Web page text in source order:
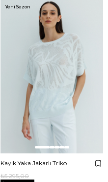
Kayık Yaka Jakarlı Triko
₺5.295,00
Yeni Sezon